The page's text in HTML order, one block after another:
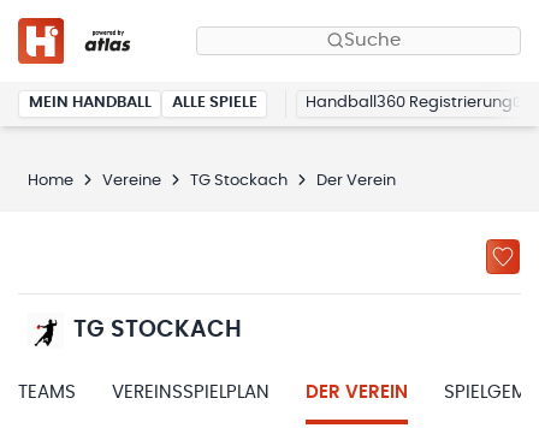
Suche
MEIN HANDBALL ALLE SPIELE Handball360 Registrierung
Home Vereine TG Stockach Der Verein
TG STOCKACH
TEAMS VEREINSSPIELPLAN DER VEREIN